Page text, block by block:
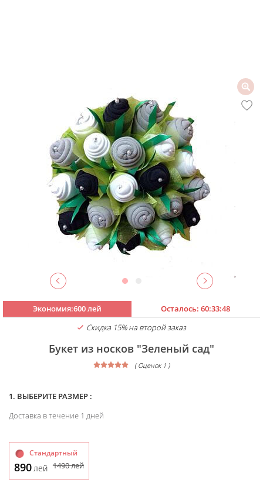
Экономия:600 лей Осталось:60:33:48
Скидка 15% на второй заказ
Букет из носков "Зеленый сад"
( Оценок 1 )
1. ВЫБЕРИТЕ РАЗМЕР :
Доставка в течение 1 дней
Стандартный
890 лей 1490лей